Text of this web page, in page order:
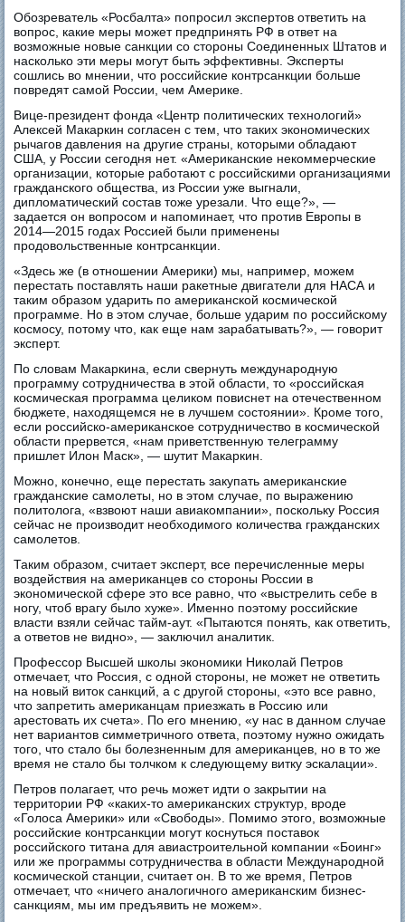
Обозреватель «Росбалта» попросил экспертов ответить на
вопрос, какие меры может предпринять РФ в ответ на
возможные новые санкции со стороны Соединенных Штатов и
насколько эти меры могут быть эффективны. Эксперты
сошлись во мнении, что российские контрсанкции больше
повредят самой России, чем Америке.
Вице-президент фонда «Центр политических технологий»
Алексей Макаркин согласен с тем, что таких экономических
рычагов давления на другие страны, которыми обладают
США, у России сегодня нет. «Американские некоммерческие
организации, которые работают с российскими организациями
гражданского общества, из России уже выгнали,
дипломатический состав тоже урезали. Что еще?», —
задается он вопросом и напоминает, что против Европы в
2014—2015 годах Россией были применены
продовольственные контрсанкции.
«Здесь же (в отношении Америки) мы, например, можем
перестать поставлять наши ракетные двигатели для НАСА и
таким образом ударить по американской космической
программе. Но в этом случае, больше ударим по российскому
космосу, потому что, как еще нам зарабатывать?», — говорит
эксперт.
По словам Макаркина, если свернуть международную
программу сотрудничества в этой области, то «российская
космическая программа целиком повиснет на отечественном
бюджете, находящемся не в лучшем состоянии». Кроме того,
если российско-американское сотрудничество в космической
области прервется, «нам приветственную телеграмму
пришлет Илон Маск», — шутит Макаркин.
Можно, конечно, еще перестать закупать американские
гражданские самолеты, но в этом случае, по выражению
политолога, «взвоют наши авиакомпании», поскольку Россия
сейчас не производит необходимого количества гражданских
самолетов.
Таким образом, считает эксперт, все перечисленные меры
воздействия на американцев со стороны России в
экономической сфере это все равно, что «выстрелить себе в
ногу, чтоб врагу было хуже». Именно поэтому российские
власти взяли сейчас тайм-аут. «Пытаются понять, как ответить,
а ответов не видно», — заключил аналитик.
Профессор Высшей школы экономики Николай Петров
отмечает, что Россия, с одной стороны, не может не ответить
на новый виток санкций, а с другой стороны, «это все равно,
что запретить американцам приезжать в Россию или
арестовать их счета». По его мнению, «у нас в данном случае
нет вариантов симметричного ответа, поэтому нужно ожидать
того, что стало бы болезненным для американцев, но в то же
время не стало бы толчком к следующему витку эскалации».
Петров полагает, что речь может идти о закрытии на
территории РФ «каких-то американских структур, вроде
«Голоса Америки» или «Свободы». Помимо этого, возможные
российские контрсанкции могут коснуться поставок
российского титана для авиастроительной компании «Боинг»
или же программы сотрудничества в области Международной
космической станции, считает он. В то же время, Петров
отмечает, что «ничего аналогичного американским бизнес-
санкциям, мы им предъявить не можем».